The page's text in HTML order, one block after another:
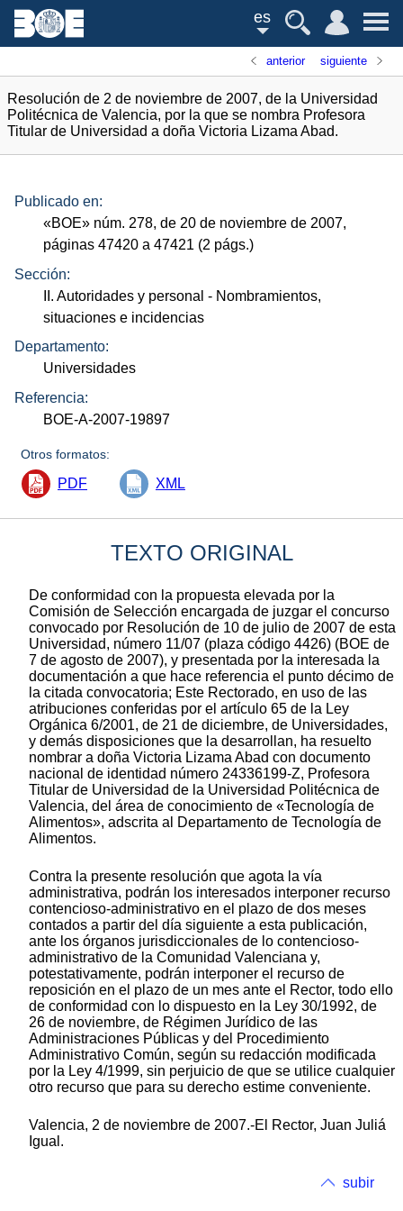
es
anterior siguiente
Resolución de 2 de noviembre de 2007, de la Universidad
Politécnica de Valencia, por la que se nombra Profesora
Titular de Universidad a doña Victoria Lizama Abad.
Publicado en:
«BOE» núm. 278, de 20 de noviembre de 2007,
páginas 47420 a 47421 (2 págs.)
Sección:
II. Autoridades y personal - Nombramientos,
situaciones e incidencias
Departamento:
Universidades
Referencia:
BOE-A-2007-19897
Otros formatos:
PDF XML
TEXTO ORIGINAL
De conformidad con la propuesta elevada por la
Comisión de Selección encargada de juzgar el concurso
convocado por Resolución de 10 de julio de 2007 de esta
Universidad, número 11/07 (plaza código 4426) (BOE de
7 de agosto de 2007), y presentada por la interesada la
documentación a que hace referencia el punto décimo de
la citada convocatoria; Este Rectorado, en uso de las
atribuciones conferidas por el artículo 65 de la Ley
Orgánica 6/2001, de 21 de diciembre, de Universidades,
y demás disposiciones que la desarrollan, ha resuelto
nombrar a doña Victoria Lizama Abad con documento
nacional de identidad número 24336199-Z, Profesora
Titular de Universidad de la Universidad Politécnica de
Valencia, del área de conocimiento de «Tecnología de
Alimentos», adscrita al Departamento de Tecnología de
Alimentos.
Contra la presente resolución que agota la vía
administrativa, podrán los interesados interponer recurso
contencioso-administrativo en el plazo de dos meses
contados a partir del día siguiente a esta publicación,
ante los órganos jurisdiccionales de lo contencioso-
administrativo de la Comunidad Valenciana y,
potestativamente, podrán interponer el recurso de
reposición en el plazo de un mes ante el Rector, todo ello
de conformidad con lo dispuesto en la Ley 30/1992, de
26 de noviembre, de Régimen Jurídico de las
Administraciones Públicas y del Procedimiento
Administrativo Común, según su redacción modificada
por la Ley 4/1999, sin perjuicio de que se utilice cualquier
otro recurso que para su derecho estime conveniente.
Valencia, 2 de noviembre de 2007.-El Rector, Juan Juliá
Igual.
subir